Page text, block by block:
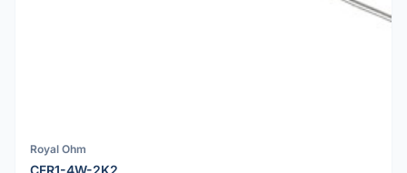
Royal Ohm
CFR1-4W-2K2